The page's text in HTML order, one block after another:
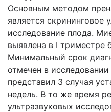
Основным методом
является скрининговое
исследование плода.
выявлена в I триместре
Минимальный срок
отмечен в
представил 3 случая
недель. В то же время
ультразвуковых